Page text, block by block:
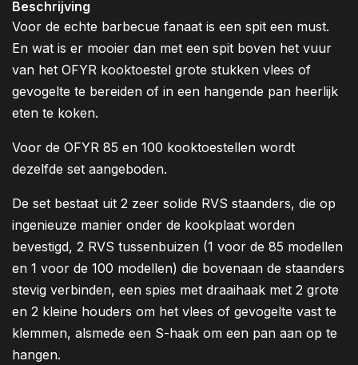
Beschrijving
Voor de echte barbecue fanaat is een spit een must.
En wat is er mooier dan met een spit boven het vuur
van het OFYR kooktoestel grote stukken vlees of
gevogelte te bereiden of in een hangende pan heerlijk
eten te koken.
Voor de OFYR 85 en 100 kooktoestellen wordt
dezelfde set aangeboden.
De set bestaat uit 2 zeer solide RVS staanders, die op
ingenieuze manier onder de kookplaat worden
bevestigd, 2 RVS tussenbuizen (1 voor de 85 modellen
en 1 voor de 100 modellen) die bovenaan de staanders
stevig verbinden, een spies met draaihaak met 2 grote
en 2 kleine houders om het vlees of gevogelte vast te
klemmen, alsmede een S-haak om een pan aan op te
hangen.